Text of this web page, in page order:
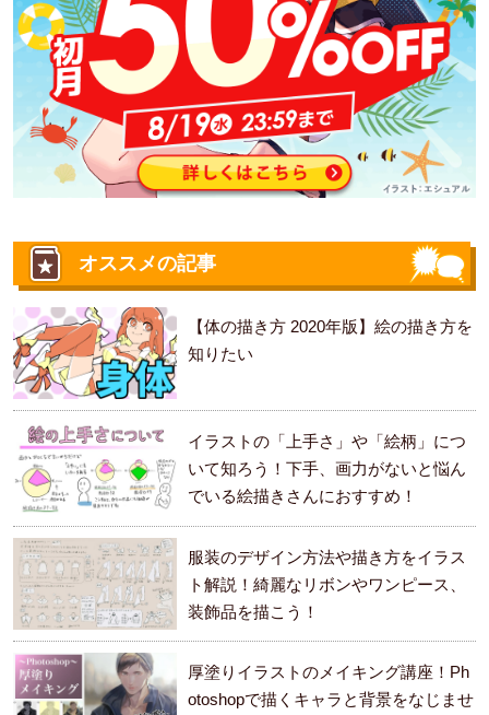
オススメの記事
【体の描き方 2020年版】絵の描き方を
知りたい
イラストの「上手さ」や「絵柄」につ
いて知ろう！下手、画力がないと悩ん
でいる絵描きさんにおすすめ！
服装のデザイン方法や描き方をイラス
ト解説！綺麗なリボンやワンピース、
装飾品を描こう！
厚塗りイラストのメイキング講座！Ph
otoshopで描くキャラと背景をなじませ